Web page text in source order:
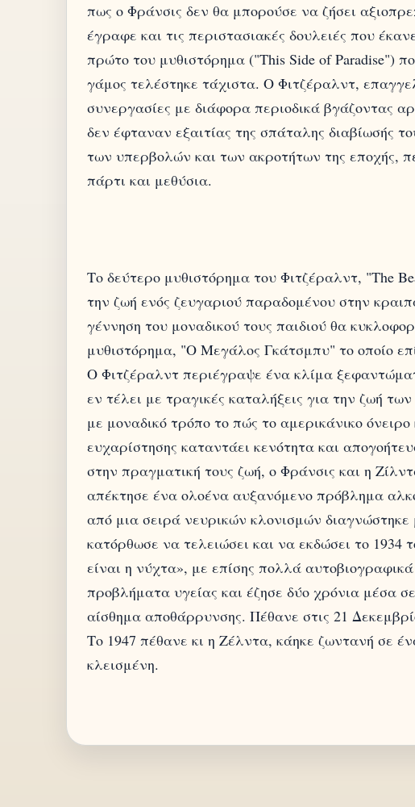
πως ο Φράνσις δεν θα μπορούσε να ζήσει
έγραφε και τις περιστασιακές δουλειές που
πρώτο του μυθιστόρημα ("This Side of Paradise")
γάμος τελέστηκε τάχιστα. Ο Φιτζέραλντ,
συνεργασίες με διάφορα περιοδικά βγάζοντας
δεν έφταναν εξαιτίας της σπάταλης διαβίωσής
των υπερβολών και των ακροτήτων της εποχής,
Το δεύτερο μυθιστόρημα του Φιτζέραλντ, "The
την ζωή ενός ζευγαριού παραδομένου στην
γέννηση του μοναδικού τους παιδιού θα
μυθιστόρημα, "Ο Μεγάλος Γκάτσμπυ" το οποίο
Ο Φιτζέραλντ περιέγραψε ένα κλίμα
εν τέλει με τραγικές καταλήξεις για την ζωή
με μοναδικό τρόπο το πώς το αμερικάνικο όνειρο
ευχαρίστησης καταντάει κενότητα και
στην πραγματική τους ζωή, ο Φράνσις και η
απέκτησε ένα ολοένα αυξανόμενο πρόβλημα
από μια σειρά νευρικών κλονισμών
κατόρθωσε να τελειώσει και να εκδώσει το
είναι η νύχτα», με επίσης πολλά
προβλήματα υγείας και έζησε δύο χρόνια μέσα
αίσθημα αποθάρρυνσης. Πέθανε στις 21
Το 1947 πέθανε κι η Ζέλντα, κάηκε ζωντανή σε
κλεισμένη.